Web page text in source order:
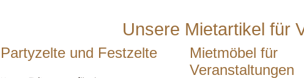
Unsere Mietartikel für
Partyzelte und Festzelte
Mietmöbel für
Veranstaltungen